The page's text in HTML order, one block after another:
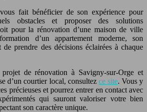
fait bénéficier de son expérience pour
obstacles et proposer des solutions
pour la rénovation d’une maison de ville
d’un appartement moderne, son
de prendre des décisions éclairées à chaque
de rénovation à Savigny-sur-Orge et
d’un courtier local, consultez ce site. Vous y
précieuses et pourrez entrer en contact avec
qui sauront valoriser votre bien
son caractère unique.